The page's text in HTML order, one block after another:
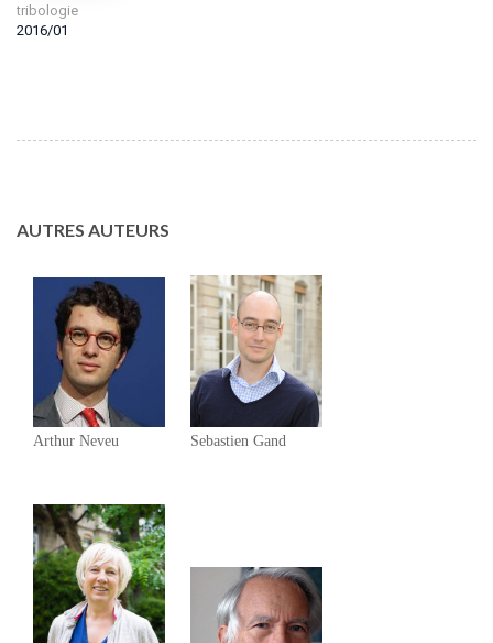
tribologie
2016/01
AUTRES AUTEURS
Arthur Neveu Sebastien Gand